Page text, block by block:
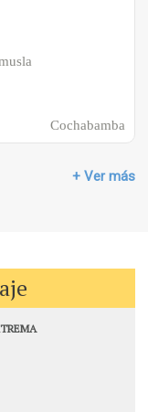
Cochabamba
+ Ver más